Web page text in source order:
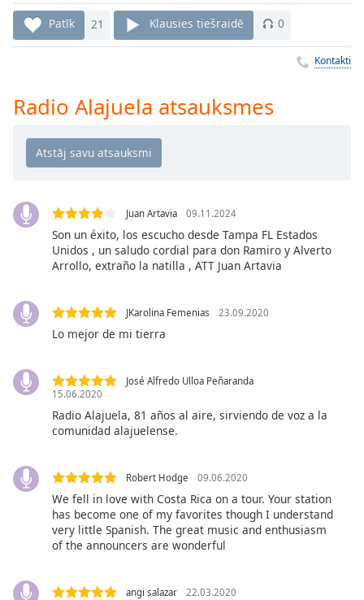
Chapters
off,
Subtitles
settings
opens
subtitles
settings
dialog
off
,
selected
Track
This
Patīk 21 Klausies tiešraidē 0
Kontakti
Radio Alajuela atsauksmes
Juan Artavia 09.11.2024
Son un éxito, los escucho desde Tampa FL Estados
Unidos , un saludo cordial para don Ramiro y Alverto
Arrollo, extraño la natilla , ATT Juan Artavia
JKarolina Femenias 23.09.2020
Lo mejor de mi tierra
José Alfredo Ulloa Peñaranda
15.06.2020
Radio Alajuela, 81 años al aire, sirviendo de voz a la
comunidad alajuelense.
Robert Hodge 09.06.2020
We fell in love with Costa Rica on a tour. Your station
has become one of my favorites though I understand
very little Spanish. The great music and enthusiasm
of the announcers are wonderful
angi salazar 22.03.2020